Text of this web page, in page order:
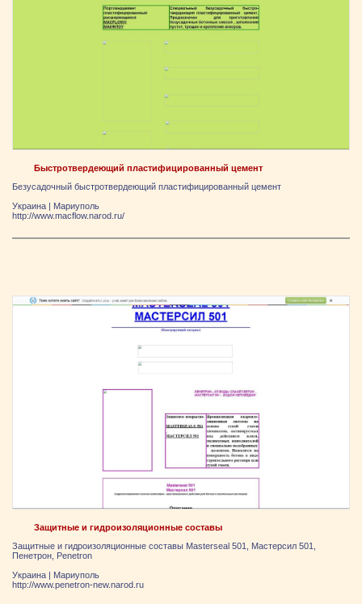
Быстротвердеющий пластифицированный цемент
Безусадочный быстротвердеющий пластифицированный цемент
Украина
Мариуполь
http://www.macflow.narod.ru/
Защитные и гидроизоляционные составы
Защитные и гидроизоляционные составы Masterseal 501, Мастерсил 501,
Пенетрон, Penetron
Украина | Мариуполь
http://www.penetron-new.narod.ru